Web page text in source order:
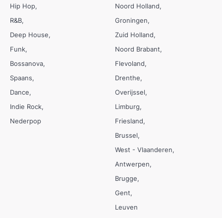
Hip Hop
R&B
Deep House
Funk
Bossanova
Spaans
Dance
Indie Rock
Nederpop
Noord Holland
Groningen
Zuid Holland
Noord Brabant
Flevoland
Drenthe
Overijssel
Limburg
Friesland
Brussel
West - Vlaanderen
Antwerpen
Brugge
Gent
Leuven